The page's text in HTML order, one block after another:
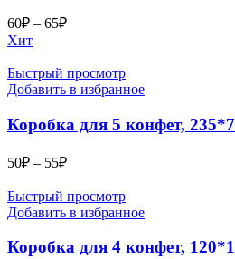
60₽ – 65₽Диапазон
–
65₽
Хит
Быстрый просмотр
Добавить в избранное
Коробка для 5 конфет,
50₽ – 55₽Диапазон
50₽
–
Быстрый просмотр
Добавить в избранное
Коробка для 4 конфет,